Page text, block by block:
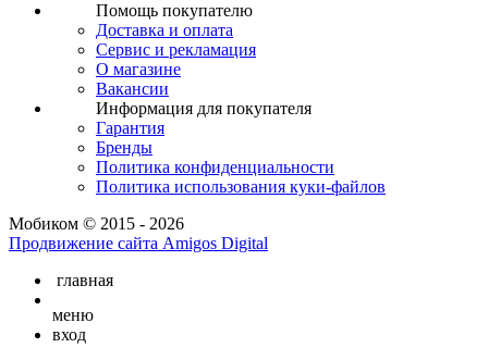
Помощь покупателю
Доставка и оплата
Сервис и рекламация
О магазине
Вакансии
Информация для покупателя
Гарантия
Бренды
Политика конфиденциальности
Политика использования куки-файлов
Мобиком © 2015 - 2026
Продвижение сайта Amigos Digital
главная
меню
вход